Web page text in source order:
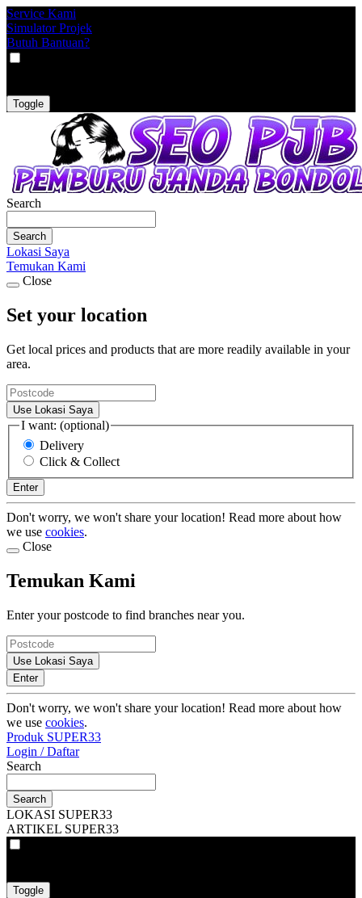
Service Kami
Simulator Projek
Butuh Bantuan?
Toggle
Search
Search
Lokasi Saya
Temukan Kami
Close
Set your location
Get local prices and products that are more readily available in your
area.
Use Lokasi Saya
I want: (optional)
Delivery
Click & Collect
Enter
Don't worry, we won't share your location! Read more about how
we use cookies.
Close
Temukan Kami
Enter your postcode to find branches near you.
Use Lokasi Saya
Enter
Don't worry, we won't share your location! Read more about how
we use cookies.
Produk SUPER33
Login / Daftar
Search
Search
LOKASI SUPER33
ARTIKEL SUPER33
Toggle